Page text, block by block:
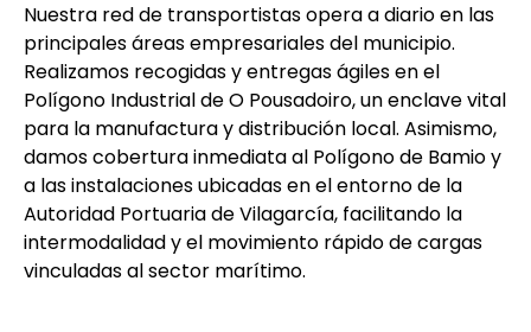
Nuestra red de transportistas opera a diario en las
principales áreas empresariales del municipio.
Realizamos recogidas y entregas ágiles en el
Polígono Industrial de O Pousadoiro, un enclave vital
para la manufactura y distribución local. Asimismo,
damos cobertura inmediata al Polígono de Bamio y
a las instalaciones ubicadas en el entorno de la
Autoridad Portuaria de Vilagarcía, facilitando la
intermodalidad y el movimiento rápido de cargas
vinculadas al sector marítimo.